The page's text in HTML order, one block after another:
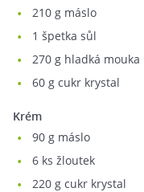
210 g máslo
1 špetka sůl
270 g hladká mouka
60 g cukr krystal
Krém
90 g máslo
6 ks žloutek
220 g cukr krystal